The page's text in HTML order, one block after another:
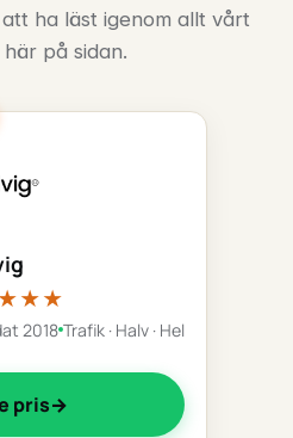
ha läst igenom allt vårt
på sidan.
2018 Trafik · Halv · Hel
pris